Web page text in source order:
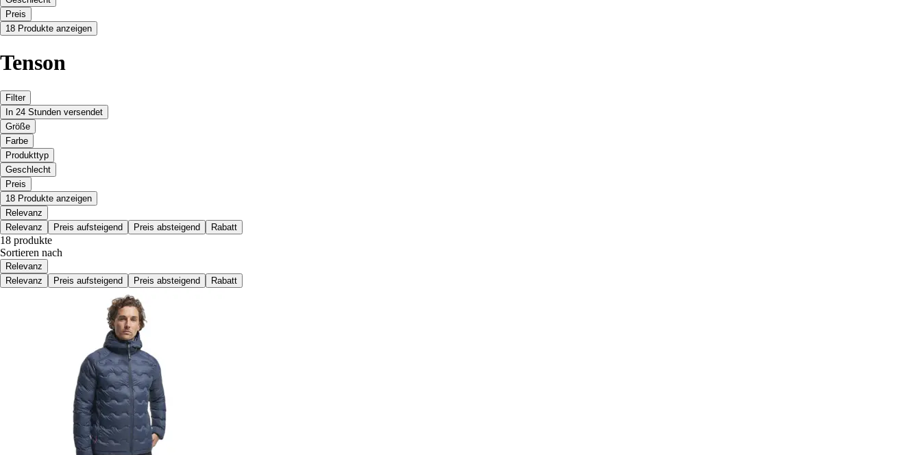
Preis
18 Produkte anzeigen
Tenson
Filter
In 24 Stunden versendet
Größe
Farbe
Produkttyp
Geschlecht
Preis
18 Produkte anzeigen
Relevanz
Relevanz
Preis aufsteigend Preis absteigend Rabatt
18 produkte
Sortieren nach
Relevanz
Relevanz
Preis aufsteigend Preis absteigend Rabatt